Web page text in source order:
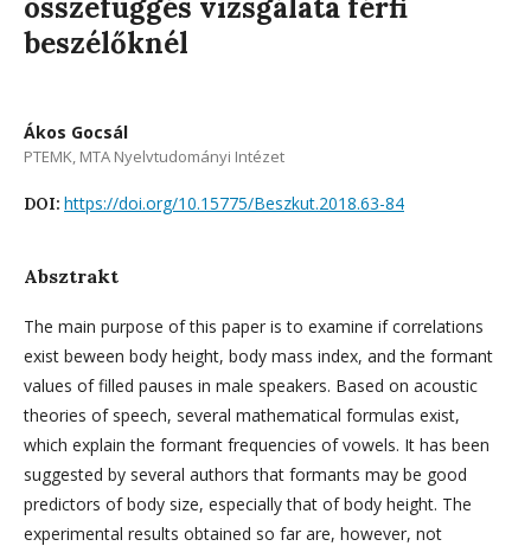
összefüggés vizsgálata férfi
beszélőknél
Ákos Gocsál
PTEMK, MTA Nyelvtudományi Intézet
DOI: https://doi.org/10.15775/Beszkut.2018.63-84
Absztrakt
The main purpose of this paper is to examine if correlations
exist beween body height, body mass index, and the formant
values of filled pauses in male speakers. Based on acoustic
theories of speech, several mathematical formulas exist,
which explain the formant frequencies of vowels. It has been
suggested by several authors that formants may be good
predictors of body size, especially that of body height. The
experimental results obtained so far are, however, not